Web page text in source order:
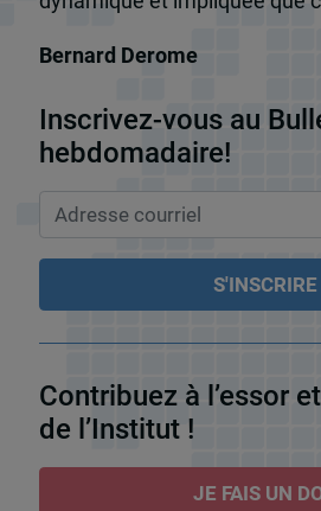
Bernard Derome
Inscrivez-vous au
hebdomadaire!
Contribuez à l’essor
de l’Institut !
JE FAIS UN